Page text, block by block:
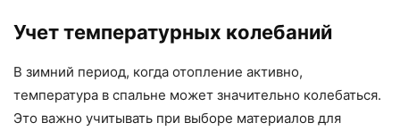
Учет температурных колебаний
В зимний период, когда отопление активно,
температура в спальне может значительно колебаться.
Это важно учитывать при выборе материалов для